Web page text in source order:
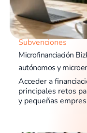
Subvenciones
Microfinanciación
autónomos y
Acceder a
principales retos
y pequeñas